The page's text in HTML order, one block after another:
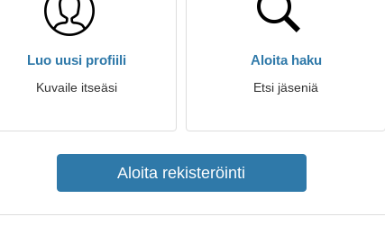
Luo uusi profiili
Kuvaile itseäsi
Aloita haku
Etsi jäseniä
Aloita rekisteröinti